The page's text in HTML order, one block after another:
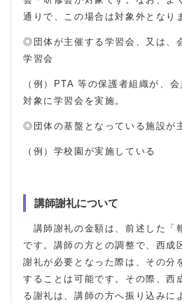
通りで、この場合は対象外となり
◎団体が主催する学習会、又は、
学習会
（例）PTA 等の保護者組織が、
対象に学習会を実施。
◎団体の基盤となっている施設が
（例）学校園が実施している
講師謝礼について
講師謝礼の金額は、前述した「
です。講師の方との調整で、西成
謝礼が必要となった際は、その分
することは可能です。その際、西
る謝礼は、講師の方へ振り込みに